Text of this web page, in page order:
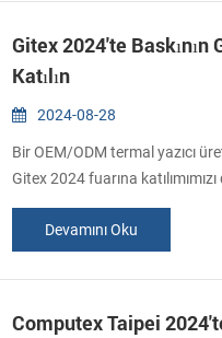
Gitex 2024'te
Katılın
2024-08-28
Bir OEM/ODM termal yazıcı
Gitex 2024 fuarına
üreticisi olarak, tüm değerli
bize katılmaya içtenlikle
Gitex, şirketlerin en son yen...
Devamını Oku
Computex Taipei